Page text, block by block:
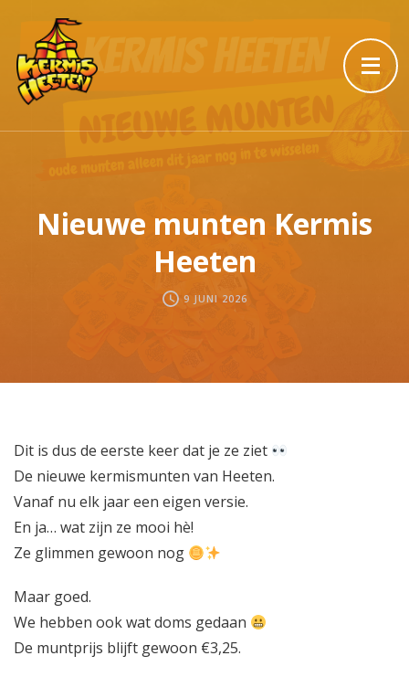
Nieuwe munten Kermis
Heeten
9 JUNI 2026
Dit is dus de eerste keer dat je ze ziet
De nieuwe kermismunten van Heeten.
Vanaf nu elk jaar een eigen versie.
En ja… wat zijn ze mooi hè!
Ze glimmen gewoon nog
Maar goed.
We hebben ook wat doms gedaan
De muntprijs blijft gewoon €3,25.